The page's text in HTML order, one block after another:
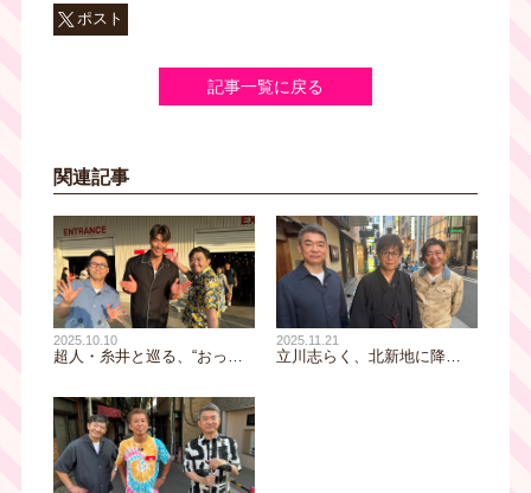
ポスト
記事一覧に戻る
関連記事
2025.10.10
超人・糸井と巡る、“おっさ
円を奢ったマル秘話も！ 門
真をおっさんぽ
2025.11.21
立川志らく、北新地に降